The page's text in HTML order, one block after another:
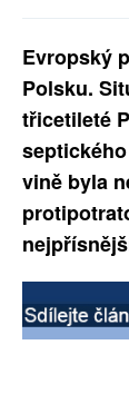
PLNÁ VERZE
Evropský
Polsku.
třicetileté
vině byla